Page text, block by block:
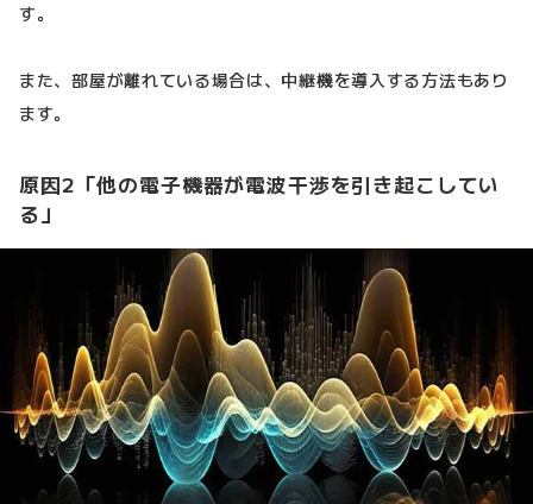
す。
また、部屋が離れている場合は、中継機を導入する方法もあり
ます。
原因2「他の電子機器が電波干渉を引き起こしてい
る」